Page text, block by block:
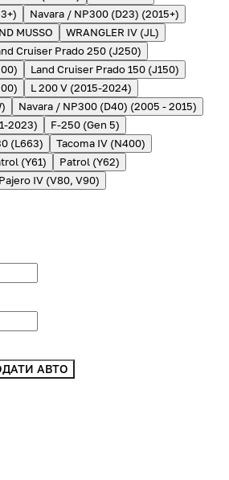
Navara / NP300 (D23) (2015+)
MUSSO
WRANGLER IV (JL)
Cruiser Prado 250 (J250)
Land Cruiser Prado 150 (J150)
L 200 V (2015-2024)
Navara / NP300 (D40) (2005 - 2015)
2023)
F-250 (Gen 5)
(L663)
Tacoma IV (N400)
(Y61)
Patrol (Y62)
Pajero IV (V80, V90)
АВТО